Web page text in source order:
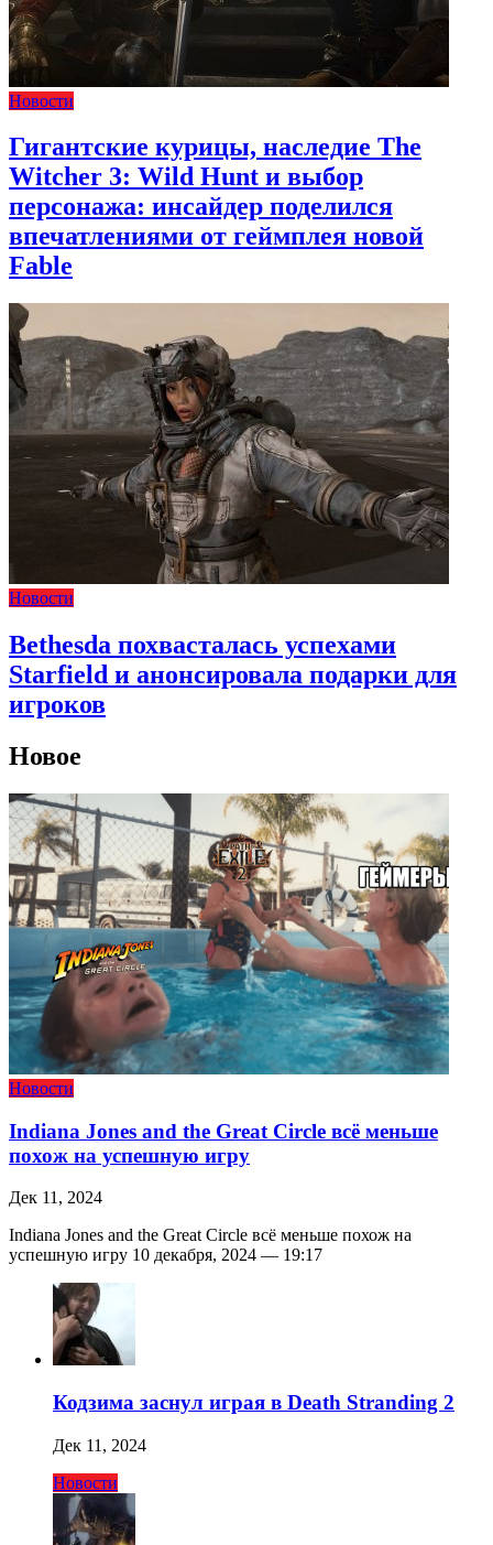
Новости
Гигантские курицы, наследие The
Witcher 3: Wild Hunt и выбор
персонажа: инсайдер поделился
впечатлениями от геймплея новой
Fable
Новости
Bethesda похвасталась успехами
Starfield и анонсировала подарки для
игроков
Новое
Новости
Indiana Jones and the Great Circle всё меньше
похож на успешную игру
Дек 11, 2024
Indiana Jones and the Great Circle всё меньше похож на
успешную игру 10 декабря, 2024 — 19:17
Кодзима заснул играя в Death Stranding 2
Дек 11, 2024
Новости